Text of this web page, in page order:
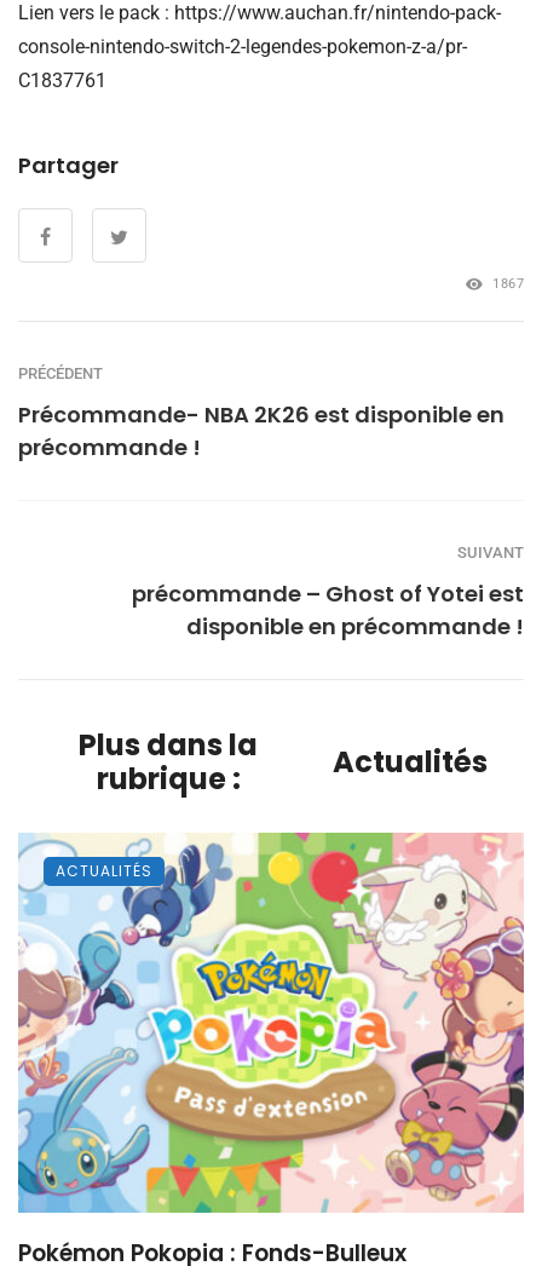
Lien vers le pack : https://www.auchan.fr/nintendo-pack-
console-nintendo-switch-2-legendes-pokemon-z-a/pr-
C1837761
Partager
1867
PRÉCÉDENT
Précommande- NBA 2K26 est disponible en
précommande !
SUIVANT
précommande – Ghost of Yotei est
disponible en précommande !
Plus dans la
rubrique :
Actualités
ACTUALITÉS
Pokémon Pokopia : Fonds-Bulleux